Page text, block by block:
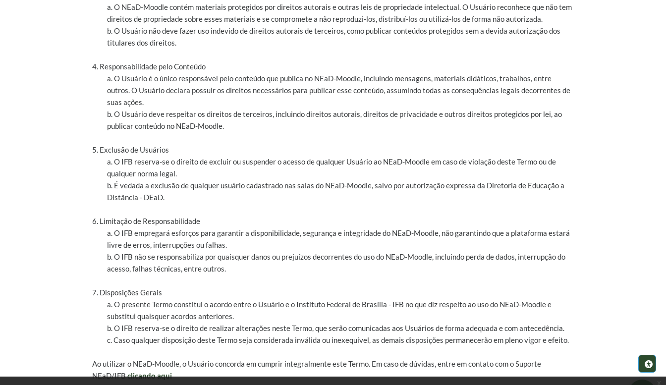
a. O NEaD-Moodle contém materiais protegidos por direitos autorais e outras leis de propriedade intelectual. O Usuário reconhece que não tem
direitos de propriedade sobre esses materiais e se compromete a não reproduzi-los, distribuí-los ou utilizá-los de forma não autorizada.
b. O Usuário não deve fazer uso indevido de direitos autorais de terceiros, como publicar conteúdos protegidos sem a devida autorização dos
titulares dos direitos.
4. Responsabilidade pelo Conteúdo
a. O Usuário é o único responsável pelo conteúdo que publica no NEaD-Moodle, incluindo mensagens, materiais didáticos, trabalhos, entre
outros. O Usuário declara possuir os direitos necessários para publicar esse conteúdo, assumindo todas as consequências legais decorrentes de
suas ações.
b. O Usuário deve respeitar os direitos de terceiros, incluindo direitos autorais, direitos de privacidade e outros direitos protegidos por lei, ao
publicar conteúdo no NEaD-Moodle.
5. Exclusão de Usuários
a. O IFB reserva-se o direito de excluir ou suspender o acesso de qualquer Usuário ao NEaD-Moodle em caso de violação deste Termo ou de
qualquer norma legal.
b. É vedada a exclusão de qualquer usuário cadastrado nas salas do NEaD-Moodle, salvo por autorização expressa da Diretoria de Educação a
Distância - DEaD.
6. Limitação de Responsabilidade
a. O IFB empregará esforços para garantir a disponibilidade, segurança e integridade do NEaD-Moodle, não garantindo que a plataforma estará
livre de erros, interrupções ou falhas.
b. O IFB não se responsabiliza por quaisquer danos ou prejuízos decorrentes do uso do NEaD-Moodle, incluindo perda de dados, interrupção do
acesso, falhas técnicas, entre outros.
7. Disposições Gerais
a. O presente Termo constitui o acordo entre o Usuário e o Instituto Federal de Brasília - IFB no que diz respeito ao uso do NEaD-Moodle e
substitui quaisquer acordos anteriores.
b. O IFB reserva-se o direito de realizar alterações neste Termo, que serão comunicadas aos Usuários de forma adequada e com antecedência.
c. Caso qualquer disposição deste Termo seja considerada inválida ou inexequível, as demais disposições permanecerão em pleno vigor e efeito.
Ao utilizar o NEaD-Moodle, o Usuário concorda em cumprir integralmente este Termo. Em caso de dúvidas, entre em contato com o Suporte
NEaD/IFBclicando aqui